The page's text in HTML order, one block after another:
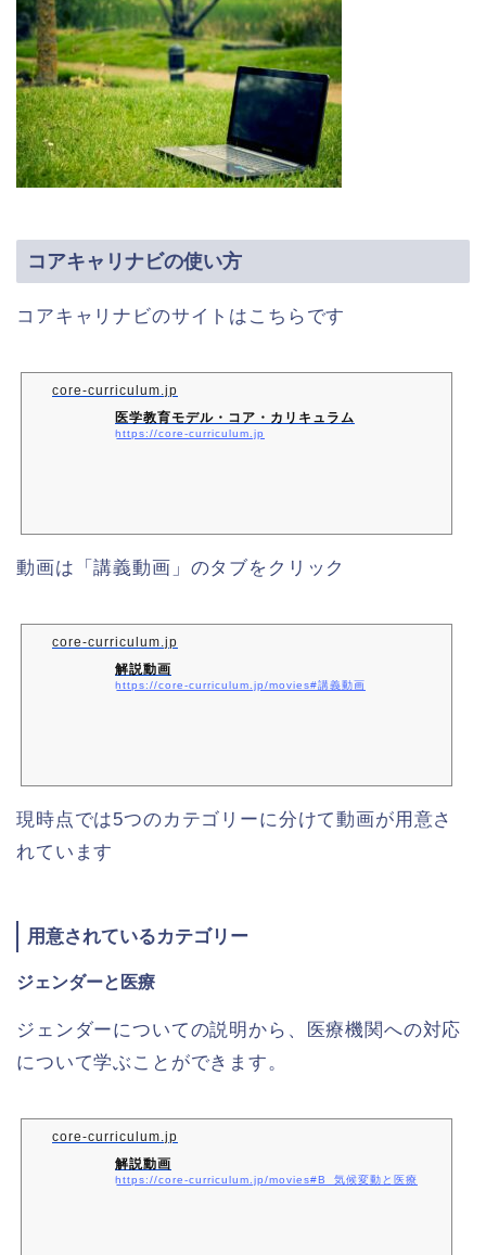
コアキャリナビの使い方
コアキャリナビのサイトはこちらです
core-curriculum.jp
医学教育モデル・コア・カリキュラム
https://core-curriculum.jp
動画は「講義動画」のタブをクリック
core-curriculum.jp
解説動画
https://core-curriculum.jp/movies#講義動画
現時点では5つのカテゴリーに分けて動画が用意さ
れています
用意されているカテゴリー
ジェンダーと医療
ジェンダーについての説明から、医療機関への対応
について学ぶことができます。
core-curriculum.jp
解説動画
https://core-curriculum.jp/movies#B_気候変動と医療